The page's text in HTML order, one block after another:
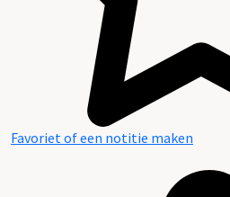
Favoriet of een notitie maken